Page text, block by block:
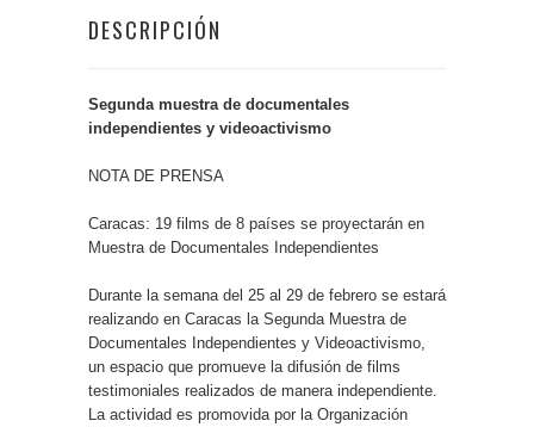
DESCRIPCIÓN
Segunda muestra de documentales
independientes y videoactivismo
NOTA DE PRENSA
Caracas: 19 films de 8 países se proyectarán en
Muestra de Documentales Independientes
Durante la semana del 25 al 29 de febrero se estará
realizando en Caracas la Segunda Muestra de
Documentales Independientes y Videoactivismo,
un espacio que promueve la difusión de films
testimoniales realizados de manera independiente.
La actividad es promovida por la Organización